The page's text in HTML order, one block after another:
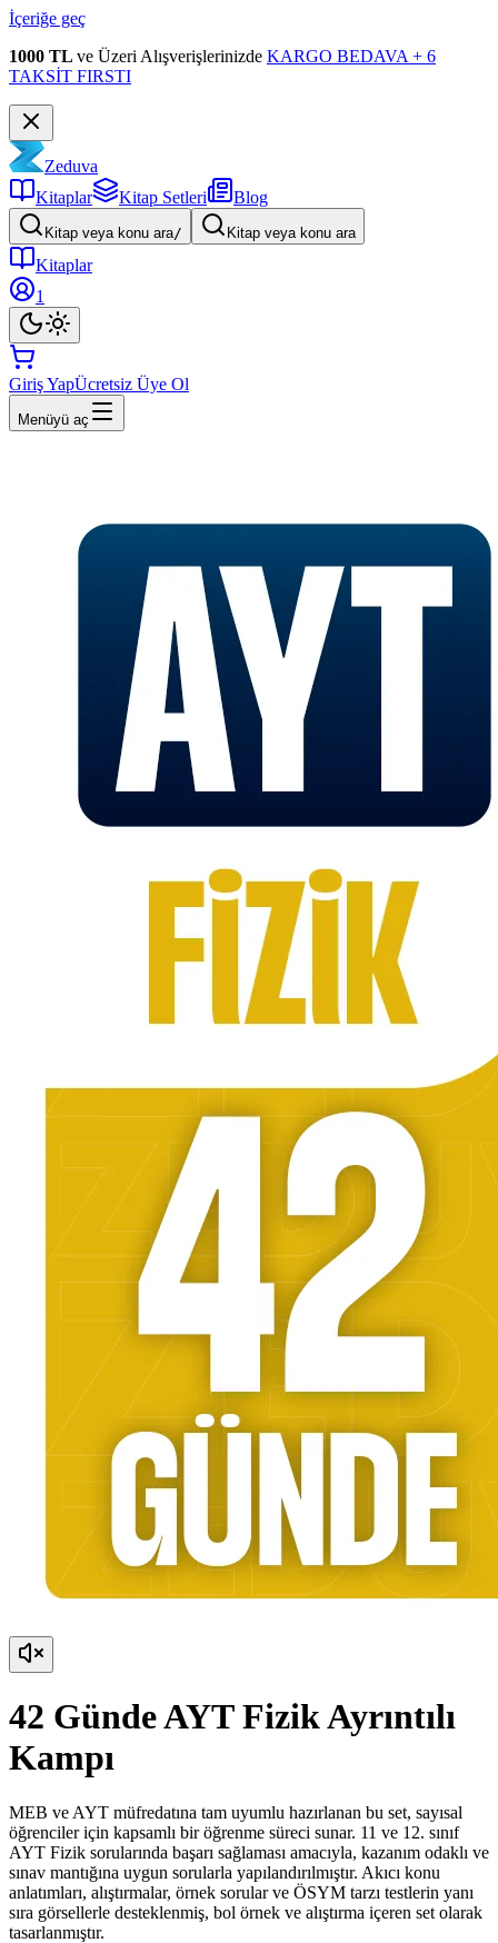
İçeriğe geç
1000 TL ve Üzeri Alışverişlerinizde KARGO BEDAVA + 6
TAKSİT FIRSTI
Zeduva
Kitaplar
Kitap Setleri Blog
Kitap veya konu ara/ Kitap veya konu ara
Kitaplar
1
Giriş YapÜcretsiz Üye Ol
Menüyü aç
42 Günde AYT Fizik Ayrıntılı
Kampı
MEB ve AYT müfredatına tam uyumlu hazırlanan bu set, sayısal
öğrenciler için kapsamlı bir öğrenme süreci sunar. 11 ve 12. sınıf
AYT Fizik sorularında başarı sağlaması amacıyla, kazanım odaklı ve
sınav mantığına uygun sorularla yapılandırılmıştır. Akıcı konu
anlatımları, alıştırmalar, örnek sorular ve ÖSYM tarzı testlerin yanı
sıra görsellerle desteklenmiş, bol örnek ve alıştırma içeren set olarak
tasarlanmıştır.